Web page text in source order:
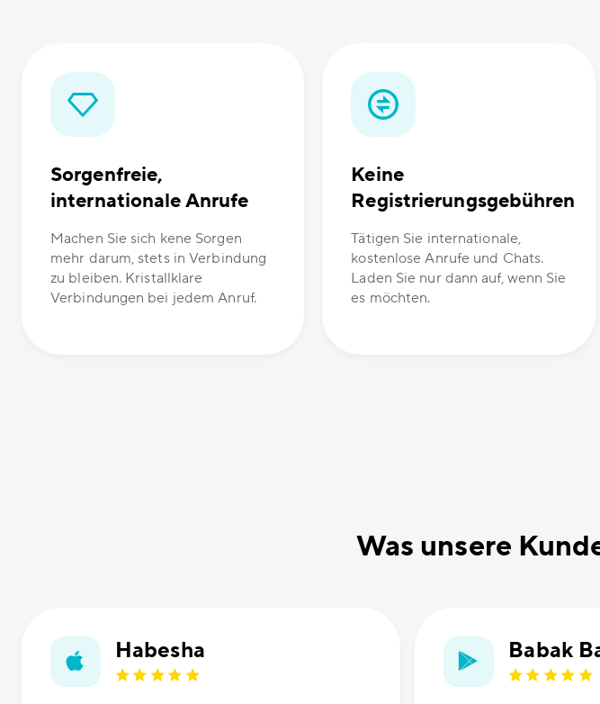
Sorgenfreie,
internationale Anrufe
Machen Sie sich kene Sorgen
mehr darum, stets in Verbindung
zu bleiben. Kristallklare
Verbindungen bei jedem Anruf.
Keine
Registrierungsgebühren
Tätigen Sie internationale,
kostenlose Anrufe und Chats.
Laden Sie nur dann auf, wenn Sie
es möchten.
Was unsere
Habesha Babak